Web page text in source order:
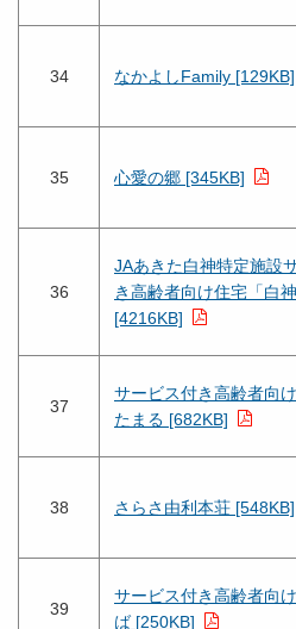
34 なかよしFamily [129KB]
35 心愛の郷 [345KB]
36
JAあきた白神特定施設
き高齢者向け住宅「白神
[4216KB]
37
サービス付き高齢者向
たまる [682KB]
38 さらさ由利本荘 [548KB]
39
サービス付き高齢者向
ば [250KB]